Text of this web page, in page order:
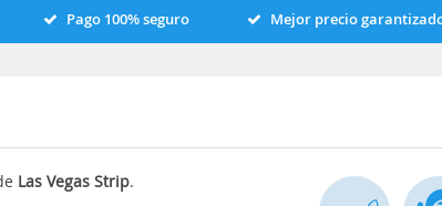
Pago 100% seguro Mejor precio
Las Vegas Strip.